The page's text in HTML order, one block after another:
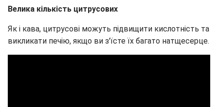
Велика кількість цитрусових
Як і кава, цитрусові можуть підвищити кислотність та
викликати печію, якщо ви з'їсте їх багато натщесерце.